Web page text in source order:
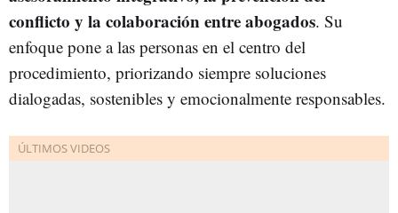
conflicto y la colaboración entre abogados. Su
enfoque pone a las personas en el centro del
procedimiento, priorizando siempre soluciones
dialogadas, sostenibles y emocionalmente responsables.